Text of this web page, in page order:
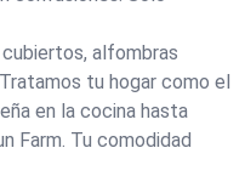
alfombras
tu hogar como el
en la cocina hasta
Farm. Tu comodidad